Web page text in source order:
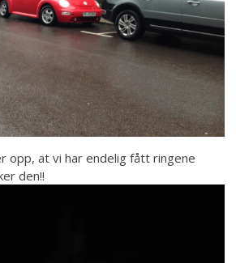
opp, at vi har endelig fått ringene
den!!